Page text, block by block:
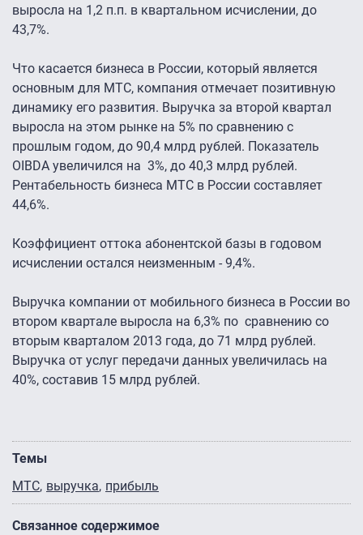
выросла на 1,2 п.п. в квартальном исчислении, до
43,7%.
Что касается бизнеса в России, который является
основным для МТС, компания отмечает позитивную
динамику его развития. Выручка за второй квартал
выросла на этом рынке на 5% по сравнению с
прошлым годом, до 90,4 млрд рублей. Показатель
OIBDA увеличился на 3%, до 40,3 млрд рублей.
Рентабельность бизнеса МТС в России составляет
44,6%.
Коэффициент оттока абонентской базы в годовом
исчислении остался неизменным - 9,4%.
Выручка компании от мобильного бизнеса в России во
втором квартале выросла на 6,3% по сравнению со
вторым кварталом 2013 года, до 71 млрд рублей.
Выручка от услуг передачи данных увеличилась на
40%, составив 15 млрд рублей.
Темы
МТС выручка прибыль
Связанное содержимое